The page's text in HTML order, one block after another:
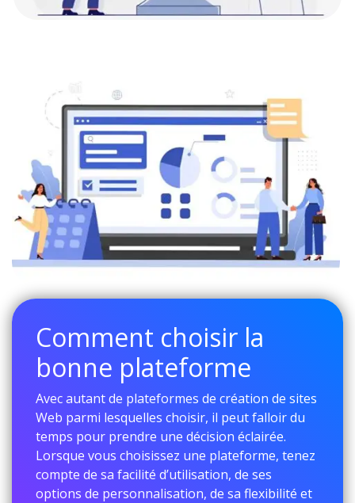
Comment choisir la
bonne plateforme
Avec autant de plateformes de création de sites
Web parmi lesquelles choisir, il peut falloir du
temps pour prendre une décision éclairée.
Lorsque vous choisissez une plateforme, tenez
compte de sa facilité d’utilisation, de ses
options de personnalisation, de sa flexibilité et